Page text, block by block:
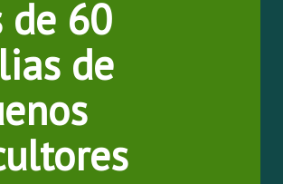
de 60
de